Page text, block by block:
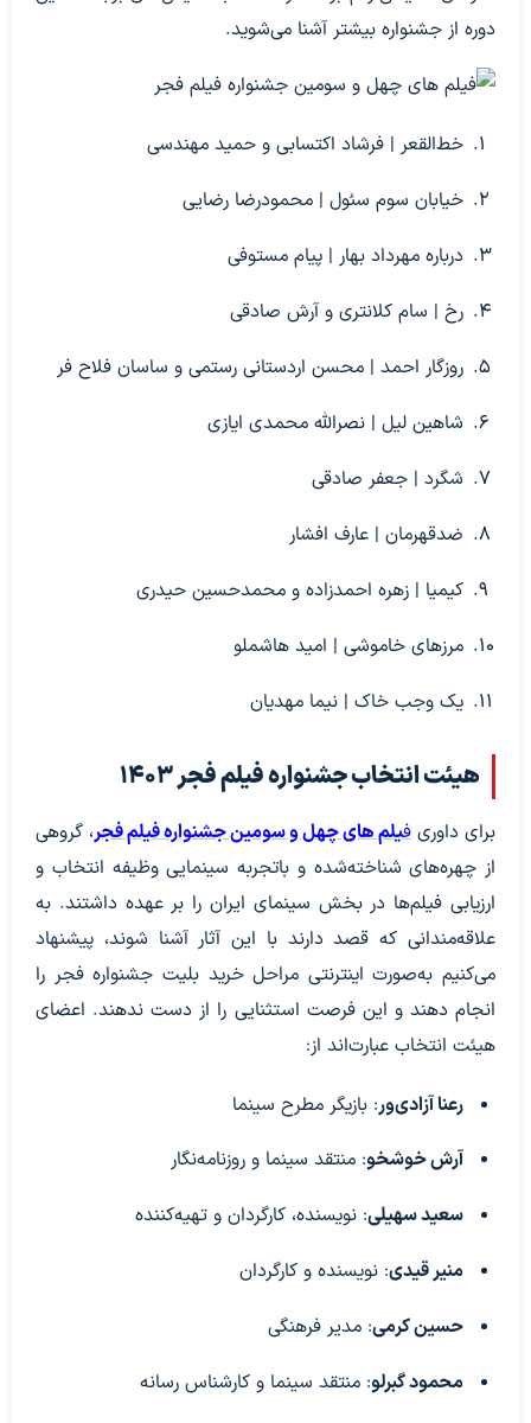
دوره از جشنواره بیشتر آشنا می‌شوید.
خط‌القعر | فرشاد اکتسابی و حمید مهندسی
خیابان سوم سئول | محمودرضا رضایی
درباره مهرداد بهار | پیام مستوفی
رخ | سام کلانتری و آرش صادقی
روزگار احمد | محسن اردستانی رستمی و ساسان فلاح فر
شاهین لیل | نصرالله محمدی ایازی
شگرد | جعفر صادقی
ضدقهرمان | عارف افشار
کیمیا | زهره احمدزاده و محمدحسین حیدری
مرزهای خاموشی | امید هاشملو
یک وجب خاک | نیما مهدیان
​هیئت انتخاب جشنواره فیلم فجر ۱۴۰۳
برای داوری فیلم های چهل و سومین جشنواره فیلم فجر، گروهی
از چهره‌های شناخته‌شده و باتجربه سینمایی وظیفه انتخاب و
ارزیابی فیلم‌ها در بخش سینمای ایران را بر عهده داشتند. به
علاقه‌مندانی که قصد دارند با این آثار آشنا شوند، پیشنهاد
می‌کنیم به‌صورت اینترنتی مراحل خرید بلیت جشنواره فجر را
انجام دهند و این فرصت استثنایی را از دست ندهند. اعضای
هیئت انتخاب عبارت‌اند از:
رعنا آزادی‌ور: بازیگر مطرح سینما
آرش خوشخو: منتقد سینما و روزنامه‌نگار
سعید سهیلی: نویسنده، کارگردان و تهیه‌کننده
منیر قیدی: نویسنده و کارگردان
حسین کرمی: مدیر فرهنگی
محمود گبرلو: منتقد سینما و کارشناس رسانه